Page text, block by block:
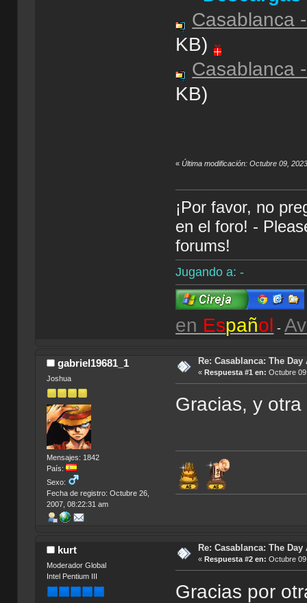
Casablanca
KB)
Casablanca
KB)
«Última modificación: Octubre 09,
¡Por favor, no
en el foro! -
forums!
Jugando a: -
en Español -
gabriel19681_1
Joshua
Mensajes: 1842
País:
Sexo:
Fecha de registro: Octubre 26,
2007, 08:22:31 am
Re: Casablanca: The
« Respuesta #1 en: Octubre
Gracias, y
kurt
Moderador Global
Intel Pentium III
Re: Casablanca: The
« Respuesta #2 en: Octubre
Gracias por